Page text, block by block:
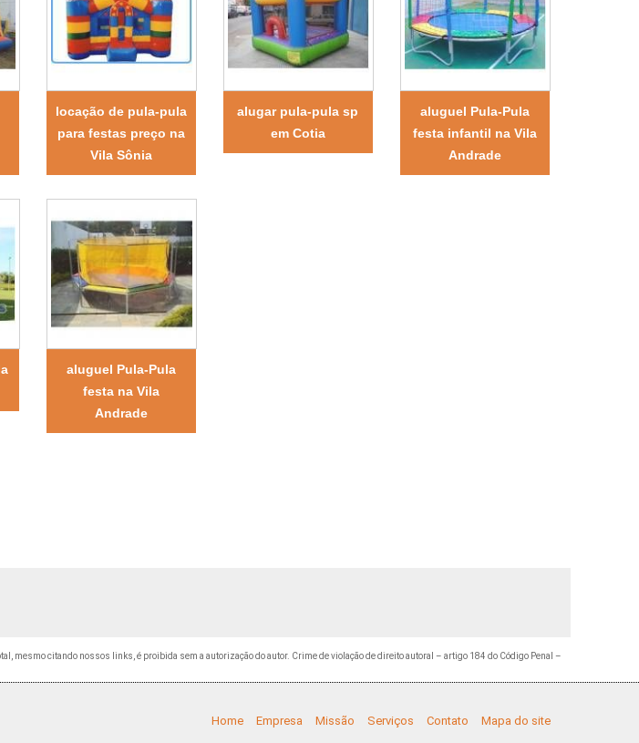
locação de pula-pula
para festas preço na
Vila Sônia
alugar pula-pula sp
em Cotia
aluguel Pula-Pula
festa infantil na Vila
Andrade
aluguel Pula-Pula
festa na Vila
Andrade
mesmo citando nossos links, é proibida sem a autorização do autor. Crime de violação de direito autoral – artigo 184 do Código Penal –
Home Empresa Missão Serviços Contato Mapa do site